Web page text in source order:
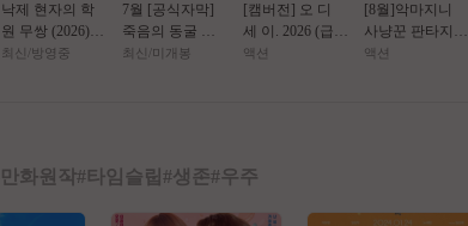
낙제 현자의 학
원 무쌍 (2026) -
07화
최신/방영중
7월 [공식자막]
죽음의 동굴 목
숨 건 생존[ 데블
최신/미개봉
[캠버전] 오 디
세 이. 2026 (급한
분만 보세요.)
액션
[8월]악마지니
사냥꾼 판타지액
션[ 미카엘 두 차
액션
만화원작#타임슬립 #생존#우주